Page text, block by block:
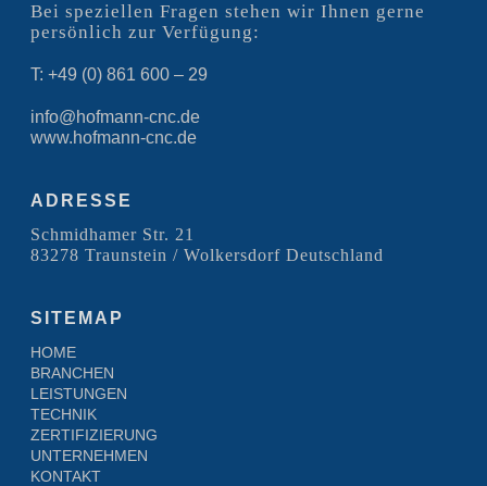
Bei speziellen Fragen stehen wir Ihnen gerne
persönlich zur Verfügung:
T: +49 (0) 861 600 – 29
info@hofmann-cnc.de
www.hofmann-cnc.de
ADRESSE
Schmidhamer Str. 21
83278 Traunstein / Wolkersdorf Deutschland
SITEMAP
HOME
BRANCHEN
LEISTUNGEN
TECHNIK
ZERTIFIZIERUNG
UNTERNEHMEN
KONTAKT